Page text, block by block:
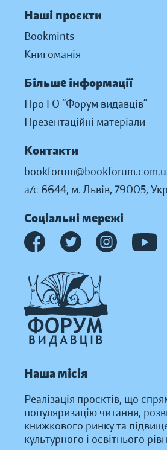
Наші проєкти
Bookmints
Книгоманія
Більше інформації
Про ГО “Форум видавців”
Презентаційні матеріали
Контакти
а/с 6644, м. Львів, 79005,
Соціальні мережі
Наша місія
Реалізація проєктів, що
популяризацію читання,
книжкового ринку та
культурного і освітнього